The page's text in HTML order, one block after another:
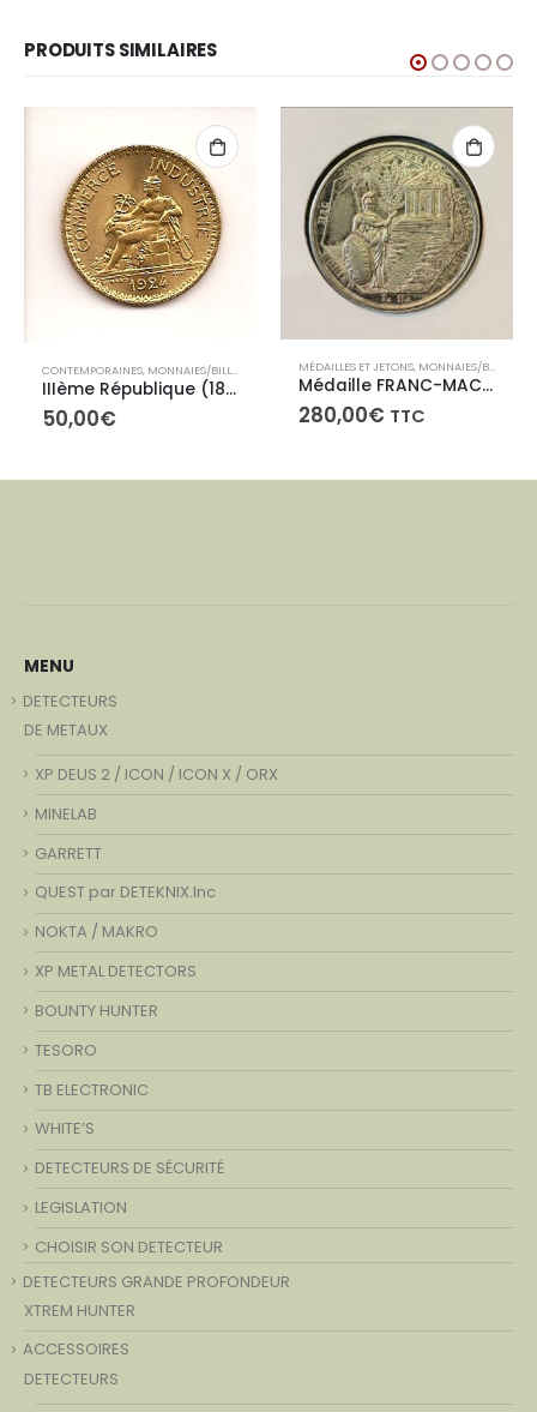
PRODUITS SIMILAIRES
CONTEMPORAINES, MONNAIES/BILLLETS
IIIème République (1871-1940) 1 Franc Chambre de Commerce 1924
50,00€
MÉDAILLES ET JETONS, MONNAIES/BILLLETS
Médaille FRANC-MACONNERIE ROUEN -LES ARTS REUNIS –
280,00€ TTC
MENU
DETECTEURS
DE METAUX
XP DEUS 2 / ICON / ICON X / ORX
MINELAB
GARRETT
QUEST par DETEKNIX.Inc
NOKTA / MAKRO
XP METAL DETECTORS
BOUNTY HUNTER
TESORO
TB ELECTRONIC
WHITE’S
DETECTEURS DE SÉCURITÉ
LEGISLATION
CHOISIR SON DETECTEUR
DETECTEURS GRANDE PROFONDEUR
XTREM HUNTER
ACCESSOIRES
DETECTEURS